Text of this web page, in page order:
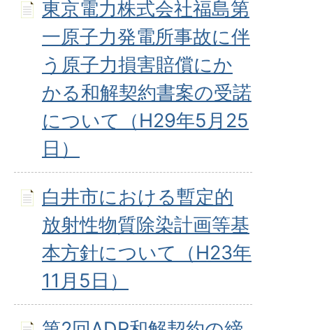
東京電力株式会社福島第
一原子力発電所事故に伴
う原子力損害賠償にか
かる和解契約書案の受諾
について（H29年5月25
日）
白井市における暫定的
放射性物質除染計画等基
本方針について（H23年
11月5日）